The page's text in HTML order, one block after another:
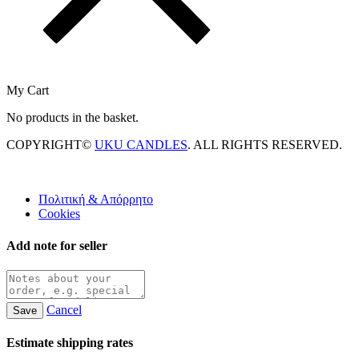
My Cart
No products in the basket.
COPYRIGHT© UKU CANDLES. ALL RIGHTS RESERVED.
Πολιτική & Απόρρητο
Cookies
Add note for seller
Save Cancel
Estimate shipping rates